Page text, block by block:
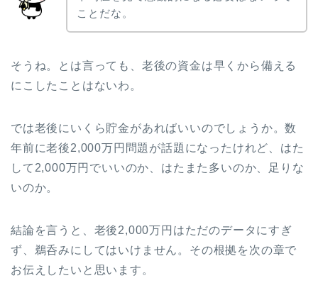
ことだな。
そうね。とは言っても、老後の資金は早くから備える
にこしたことはないわ。
では老後にいくら貯金があればいいのでしょうか。数
年前に老後2,000万円問題が話題になったけれど、はた
して2,000万円でいいのか、はたまた多いのか、足りな
いのか。
結論を言うと、老後2,000万円はただのデータにすぎ
ず、鵜呑みにしてはいけません。その根拠を次の章で
お伝えしたいと思います。